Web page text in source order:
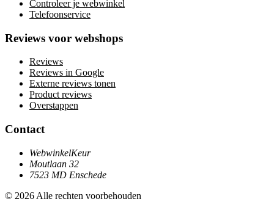
Controleer je webwinkel
Telefoonservice
Reviews voor webshops
Reviews
Reviews in Google
Externe reviews tonen
Product reviews
Overstappen
Contact
WebwinkelKeur
Moutlaan 32
7523 MD Enschede
© 2026 Alle rechten voorbehouden